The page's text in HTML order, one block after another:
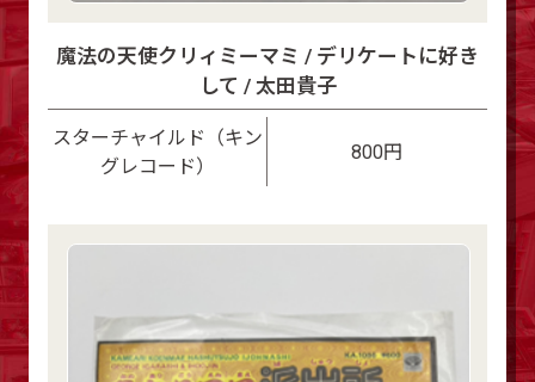
魔法の天使クリィミーマミ / デリケートに好き
して / 太田貴子
スターチャイルド（キン
グレコード）
800円